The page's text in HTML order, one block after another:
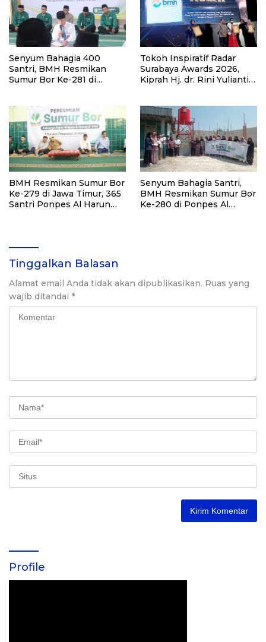
Senyum Bahagia 400
Santri, BMH Resmikan
Sumur Bor Ke-281 di
Tokoh Inspiratif Radar
Surabaya Awards 2026,
Kiprah Hj. dr. Rini Yulianti
BMH Resmikan Sumur Bor
Ke-279 di Jawa Timur, 365
Santri Ponpes Al Harun
Senyum Bahagia Santri,
BMH Resmikan Sumur Bor
Ke-280 di Ponpes Al
Tinggalkan Balasan
Alamat email Anda tidak akan dipublikasikan. Ruas yang
wajib ditandai *
Profile